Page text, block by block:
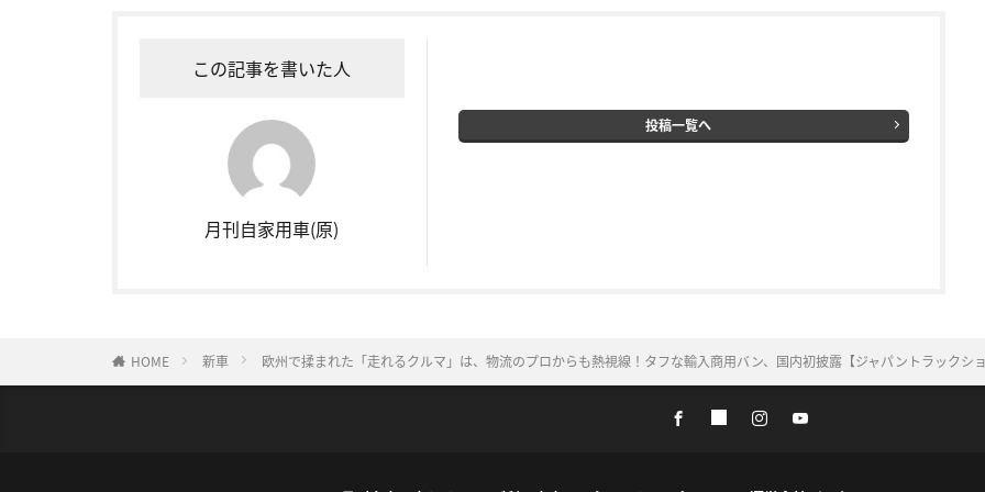
この記事を書いた人
月刊自家用車(原)
投稿一覧へ
HOME 新車 欧州で揉まれた「走れるクルマ」は、物流のプロからも熱視線！タフな輸入商用バン、国内初披露【ジャパントラックショ